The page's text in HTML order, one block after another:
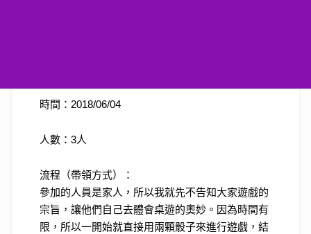
時間：2018/06/04
人數：3人
流程（帶領方式）：
參加的人員是家人，所以我就先不告知大家遊戲的
宗旨，讓他們自己去體會桌遊的奧妙。因為時間有
限，所以一開始就直接用兩顆骰子來進行遊戲，結